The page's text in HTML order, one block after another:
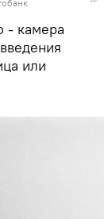
- камера
или